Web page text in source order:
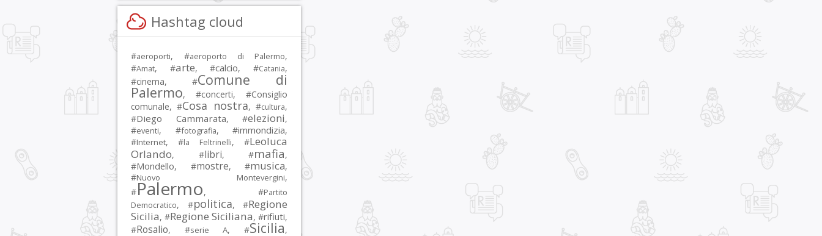
Hashtag cloud
#aeroporti, #aeroporto di Palermo,
#Amat, #arte, #calcio, #Catania,
#cinema, #Comune di
Palermo, #concerti, #Consiglio
comunale, #Cosa nostra, #cultura,
#Diego Cammarata, #elezioni,
#eventi, #fotografia, #immondizia,
#Internet, #la Feltrinelli, #Leoluca
Orlando, #libri, #mafia,
#Mondello, #mostre, #musica,
#Nuovo Montevergini,
#Palermo, #Partito
Democratico, #politica, #Regione
Sicilia, #Regione Siciliana, #rifiuti,
#Rosalio, #serie A, #Sicilia,